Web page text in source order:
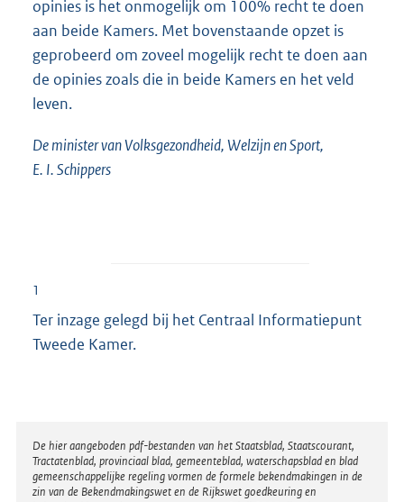
opinies is het onmogelijk om 100% recht te doen
aan beide Kamers. Met bovenstaande opzet is
geprobeerd om zoveel mogelijk recht te doen aan
de opinies zoals die in beide Kamers en het veld
leven.
De minister van Volksgezondheid, Welzijn en Sport,
E. I. Schippers
1
Ter inzage gelegd bij het Centraal Informatiepunt
Tweede Kamer.
Disclaimer
De hier aangeboden pdf-bestanden van het Staatsblad, Staatscourant,
Tractatenblad, provinciaal blad, gemeenteblad, waterschapsblad en blad
gemeenschappelijke regeling vormen de formele bekendmakingen in de
zin van de Bekendmakingswet en de Rijkswet goedkeuring en